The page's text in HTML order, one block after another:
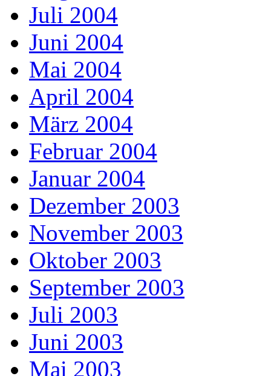
Juli 2004
Juni 2004
Mai 2004
April 2004
März 2004
Februar 2004
Januar 2004
Dezember 2003
November 2003
Oktober 2003
September 2003
Juli 2003
Juni 2003
Mai 2003